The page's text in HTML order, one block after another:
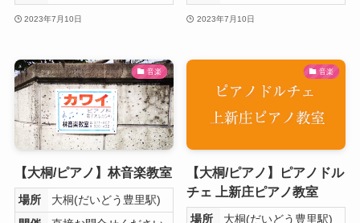
2023年7月10日 2023年7月10日
音楽
【大桐/ピアノ】林音楽教室
場所
大桐(だいどう豊里駅)
音楽
【大桐/ピアノ】ピアノドル
チェ 上新庄ピアノ教室
場所
大桐(だいどう豊里駅)